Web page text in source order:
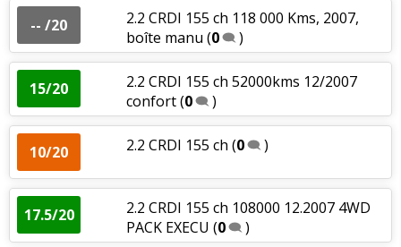
-- /20
2.2 CRDI 155 ch 118 000 Kms, 2007,
boîte manu (0 )
15/20
2.2 CRDI 155 ch 52000kms 12/2007
confort(0 )
10/20 2.2 CRDI 155 ch (0 )
17.5/20
2.2 CRDI 155 ch 108000 12.2007 4WD
PACK EXECU (0 )